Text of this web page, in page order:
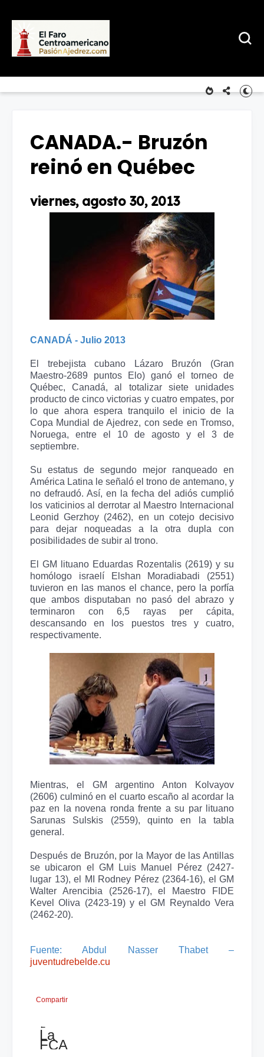
CANADA.- Bruzón
reinó en Québec
viernes, agosto 30, 2013
CANADÁ - Julio 2013
El trebejista cubano Lázaro Bruzón (Gran
Maestro-2689 puntos Elo) ganó el torneo de
Québec, Canadá, al totalizar siete unidades
producto de cinco victorias y cuatro empates, por
lo que ahora espera tranquilo el inicio de la
Copa Mundial de Ajedrez, con sede en Tromso,
Noruega, entre el 10 de agosto y el 3 de
septiembre.
Su estatus de segundo mejor ranqueado en
América Latina le señaló el trono de antemano, y
no defraudó. Así, en la fecha del adiós cumplió
los vaticinios al derrotar al Maestro Internacional
Leonid Gerzhoy (2462), en un cotejo decisivo
para dejar noqueadas a la otra dupla con
posibilidades de subir al trono.
El GM lituano Eduardas Rozentalis (2619) y su
homólogo israelí Elshan Moradiabadi (2551)
tuvieron en las manos el chance, pero la porfía
que ambos disputaban no pasó del abrazo y
terminaron con 6,5 rayas per cápita,
descansando en los puestos tres y cuatro,
respectivamente.
Mientras, el GM argentino Anton Kolvayov
(2606) culminó en el cuarto escaño al acordar la
paz en la novena ronda frente a su par lituano
Sarunas Sulskis (2559), quinto en la tabla
general.
Después de Bruzón, por la Mayor de las Antillas
se ubicaron el GM Luis Manuel Pérez (2427-
lugar 13), el MI Rodney Pérez (2364-16), el GM
Walter Arencibia (2526-17), el Maestro FIDE
Kevel Oliva (2423-19) y el GM Reynaldo Vera
(2462-20).
Fuente: Abdul Nasser Thabet –
juventudrebelde.cu
Compartir
←
La
FCA